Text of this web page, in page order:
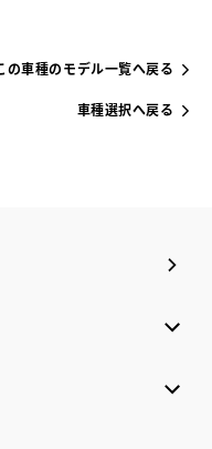
の車種のモデル一覧へ戻る
車種選択へ戻る